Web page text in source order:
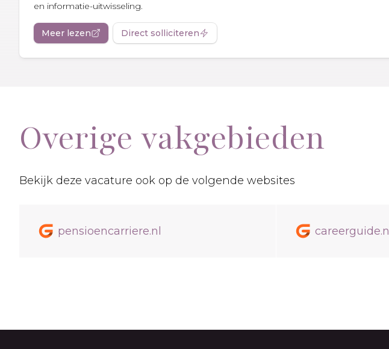
en informatie-uitwisseling.
Meer lezen Direct solliciteren
Overige vakgebieden
Bekijk deze vacature ook op de volgende websites
pensioencarriere.nl careerguide.nl